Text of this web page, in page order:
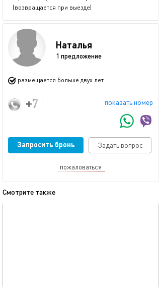
(возвращается при выезде)
Наталья
1 предложение
размещается больше двух лет
показать номер
+7 (937) 647-01-90
Запросить бронь Задать вопрос
пожаловаться
Смотрите также